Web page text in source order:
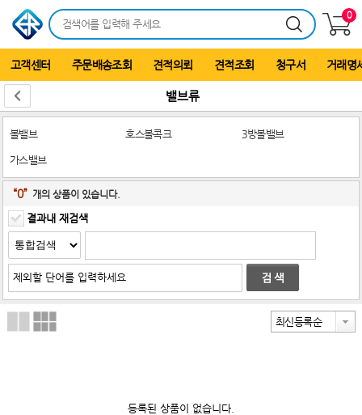
0
고객센터 주문배송조회 견적의뢰 견적조회 청구서 거래명
밸브류
볼밸브 호스볼콕크 3방볼밸브
가스밸브
“0” 개의 상품이 있습니다.
결과내 재검색
최신등록순
등록된 상품이 없습니다.